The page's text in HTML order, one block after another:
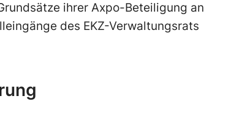
ihrer Axpo-Beteiligung an
des EKZ-Verwaltungsrats